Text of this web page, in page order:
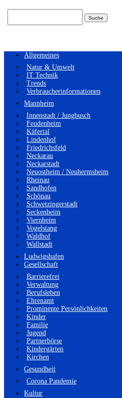
Allgemeines
Natur & Umwelt
IT Technik
Trends
Verbraucherinformationen
Mannheim
Innenstadt / Jungbusch
Feudenheim
Käfertal
Lindenhof
Friedrichsfeld
Neckarau
Neckarstadt
Neuostheim / Neuhermsheim
Rheinau
Sandhofen
Schönau
Schwetzingerstadt
Seckenheim
Viernheim
Vogelstang
Waldhof
Wallstadt
Ludwigshafen
Gesellschaft
Barrierefrei
Verwaltung
Berufsleben
Ehrenamt
Prominente Persönlichkeiten
Kinder
Familie
Jugend
Partnerbörse
Kindergärten
Kirchen
Gesundheit
Corona Pandemie
Kultur